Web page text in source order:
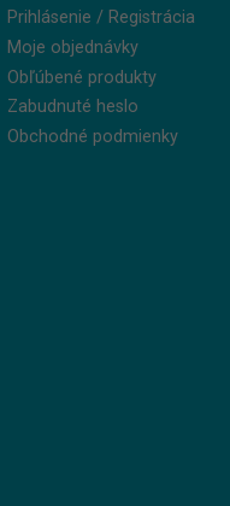
Prihlásenie / Registrácia
Moje objednávky
Obľúbené produkty
Zabudnuté heslo
Obchodné podmienky